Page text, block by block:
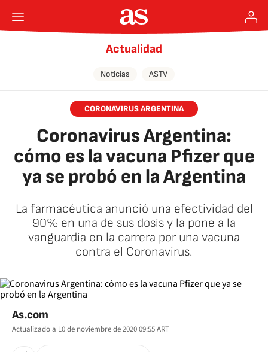
Actualidad
Noticias ASTV
CORONAVIRUS ARGENTINA
Coronavirus Argentina:
cómo es la vacuna Pfizer que
ya se probó en la Argentina
La farmacéutica anunció una efectividad del
90% en una de sus dosis y la pone a la
vanguardia en la carrera por una vacuna
contra el Coronavirus.
As.com
Actualizado a 10 de noviembre de 2020 09:55ART